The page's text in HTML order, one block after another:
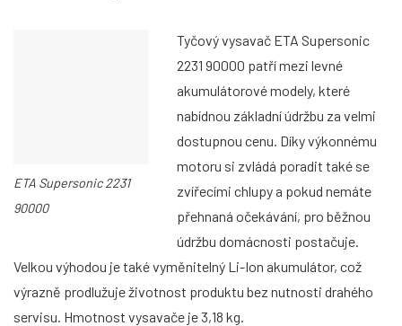
ETA Supersonic 2231
90000
Tyčový vysavač ETA Supersonic
2231 90000 patří mezi levné
akumulátorové modely, které
nabídnou základní údržbu za velmi
dostupnou cenu. Díky výkonnému
motoru si zvládá poradit také se
zvířecími chlupy a pokud nemáte
přehnaná očekávání, pro běžnou
údržbu domácnosti postačuje.
Velkou výhodou je také vyměnitelný Li-Ion akumulátor, což
výrazně prodlužuje životnost produktu bez nutnosti drahého
servisu. Hmotnost vysavače je 3,18 kg.